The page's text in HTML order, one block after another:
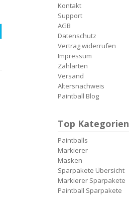
Kontakt
Support
AGB
Datenschutz
Vertrag widerrufen
Impressum
Zahlarten
Versand
Altersnachweis
Paintball Blog
Top Kategorien
Paintballs
Markierer
Masken
Sparpakete Übersicht
Markierer Sparpakete
Paintball Sparpakete